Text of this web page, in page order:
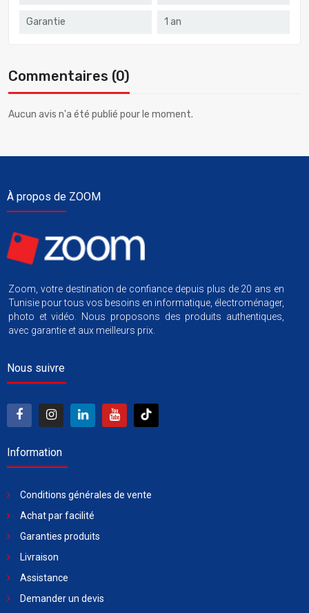
Garantie 1 an
Commentaires (0)
Aucun avis n'a été publié pour le moment.
À propos de ZOOM
Zoom, votre destination de confiance depuis plus de 20 ans en
Tunisie pour tous vos besoins en informatique, électroménager,
photo et vidéo. Nous proposons des produits authentiques,
avec garantie et aux meilleurs prix.
Nous suivre
Information
Conditions générales de vente
Achat par facilité
Garanties produits
Livraison
Assistance
Demander un devis